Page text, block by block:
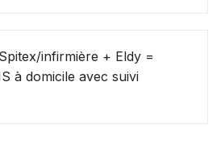
infirmière + Eldy =
à domicile avec suivi